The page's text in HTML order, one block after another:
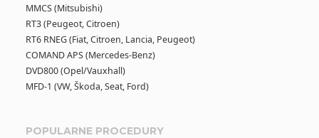
MMCS (Mitsubishi)
RT3 (Peugeot, Citroen)
RT6 RNEG (Fiat, Citroen, Lancia, Peugeot)
COMAND APS (Mercedes-Benz)
DVD800 (Opel/Vauxhall)
MFD-1 (VW, Škoda, Seat, Ford)
POPULARNE PROCEDURY